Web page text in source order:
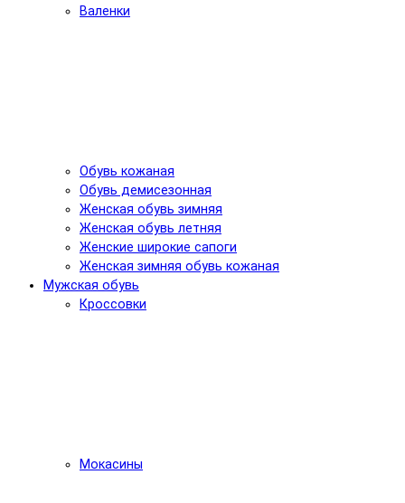
Валенки
Обувь кожаная
Обувь демисезонная
Женская обувь зимняя
Женская обувь летняя
Женские широкие сапоги
Женская зимняя обувь кожаная
Мужская обувь
Кроссовки
Мокасины